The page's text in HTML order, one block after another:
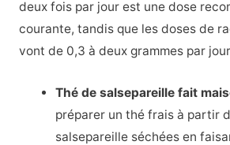
deux fois par jour est une dose
courante, tandis que les doses de
vont de 0,3 à deux grammes par
Thé de salsepareille fait
préparer un thé frais à partir
salsepareille séchées en